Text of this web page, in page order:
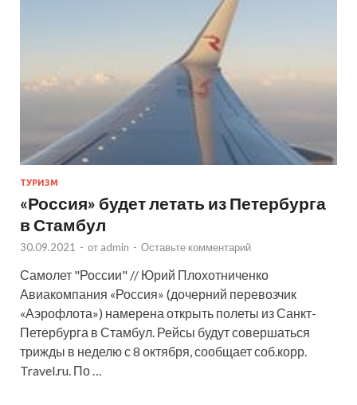
ТУРИЗМ
«Россия» будет летать из Петербурга
в Стамбул
30.09.2021 - от admin - Оставьте комментарий
Самолет "России" // Юрий Плохотниченко
Авиакомпания «Россия» (дочерний перевозчик
«Аэрофлота») намерена открыть полеты из Санкт-
Петербурга в Стамбул. Рейсы будут совершаться
трижды в неделю с 8 октября, сообщает соб.корр.
Travel.ru. По …